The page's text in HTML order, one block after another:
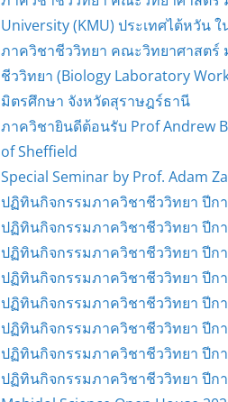
University (KMU) ประเทศไต้หวัน
ภาควิชาชีววิทยา คณะวิทยาศาสตร์
ชีววิทยา (Biology Laboratory
มิตรศึกษา จังหวัดสุราษฎร์ธานี
ภาควิชายินดีต้อนรับ Prof Andrew
of Sheffield
Special Seminar by Prof. Adam
ปฏิทินกิจกรรมภาควิชาชีววิทยา ปีก
ปฏิทินกิจกรรมภาควิชาชีววิทยา ปีก
ปฏิทินกิจกรรมภาควิชาชีววิทยา ปีก
ปฏิทินกิจกรรมภาควิชาชีววิทยา ปีกา
ปฏิทินกิจกรรมภาควิชาชีววิทยา ปีก
ปฏิทินกิจกรรมภาควิชาชีววิทยา ปีก
ปฏิทินกิจกรรมภาควิชาชีววิทยา ปีก
ปฏิทินกิจกรรมภาควิชาชีววิทยา ปีก